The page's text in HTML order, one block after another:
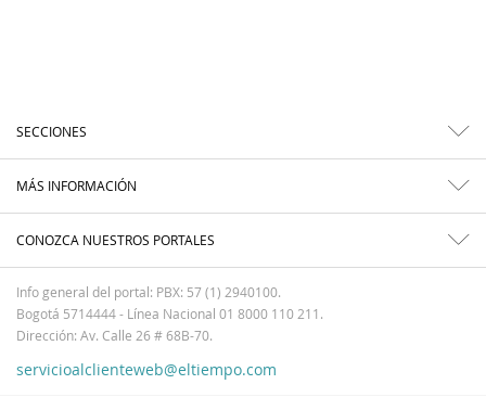
SECCIONES
MÁS INFORMACIÓN
CONOZCA NUESTROS PORTALES
Info general del portal: PBX: 57 (1) 2940100.
Bogotá 5714444 - Línea Nacional 01 8000 110 211.
Dirección: Av. Calle 26 # 68B-70.
servicioalclienteweb@eltiempo.com